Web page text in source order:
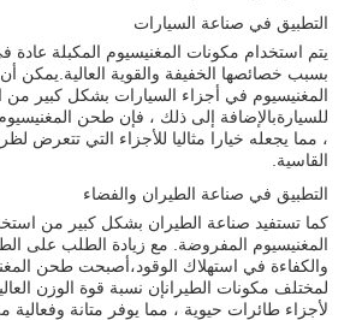
التطبيق في صناعة السيارات
يتم استخدام مكونات المغنيسيوم المكبلة عادة
بسبب خصائصها الخفيفة والقوية العالية.يمكن
المغنيسيوم في أجزاء السيارات بشكل كبير من
للسيارةبالإضافة إلى ذلك ، فإن طحن
، مما يجعله خيارا مثاليا للأجزاء التي تتعرض
القاسية.
التطبيق في صناعة الطيران والفضاء
كما تستفيد صناعة الطيران بشكل كبير من
المغنيسيوم المفروضة. مع زيادة الطلب على
والكفاءة في استهلاك الوقود،أصبحت طحن
لمختلف مكونات الطيرانإن نسبة قوة الوزن
لأجزاء طائرات حيوية ، مما يوفر متانة وفعالية